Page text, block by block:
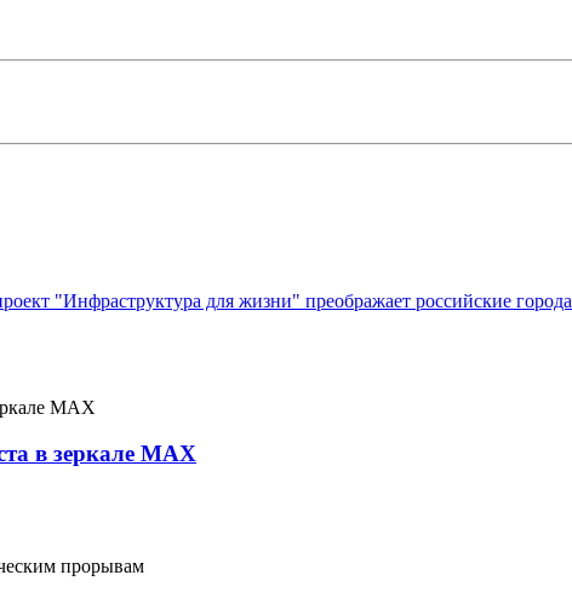
"Инфраструктура для жизни" преображает российские города
в зеркале MAX